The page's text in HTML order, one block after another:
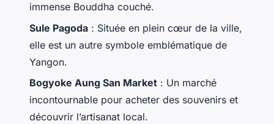
immense Bouddha couché.
Sule Pagoda : Située en plein cœur de la ville,
elle est un autre symbole emblématique de
Yangon.
Bogyoke Aung San Market : Un marché
incontournable pour acheter des souvenirs et
découvrir l’artisanat local.